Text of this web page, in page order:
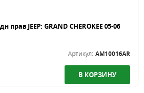
прав JEEP: GRAND CHEROKEE 05-06
Артикул: AM10016AR